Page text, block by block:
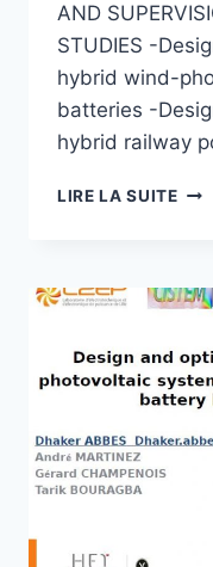
AND
STUDIES -
hybrid wind-
batteries -
hybrid railway
LIRE LA SUITE